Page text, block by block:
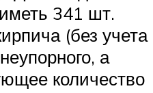
341 шт.
(без учета
а
количество